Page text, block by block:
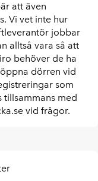
att även
Vi vet inte hur
jobbar
alltså vara så att
behöver de ha
dörren vid
som
tillsammans med
vid frågor.